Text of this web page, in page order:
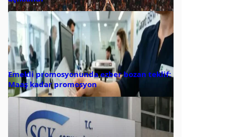
Emekli promosyonunda ezber bozan teklif:
Maaş kadar promosyon